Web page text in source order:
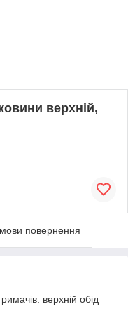
верхній,
повернення
верхній обід